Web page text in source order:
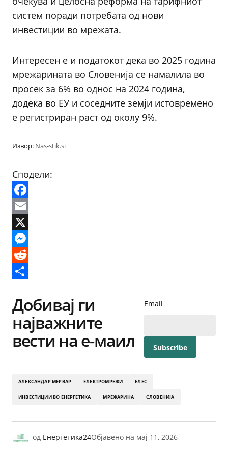
систем поради потребата од нови
инвестиции во мрежата.
Интересен е и податокот дека во 2025 година
мрежарината во Словенија се намалила во
просек за 6% во однос на 2024 година,
додека во ЕУ и соседните земји истовремено
е регистриран раст од околу 9%.
Извор: Nas-stik.si
Сподели:
Facebook
Email
X
Messenger
Reddit
Добивај ги
најважните
вести на е-маил
Email
АЛЕКСАНДАР МЕРВАР ЕЛЕКТРОМРЕЖИ ЕЛЕС
ИНВЕСТИЦИИ ВО ЕНЕРГЕТИКА МРЕЖАРИНА СЛОВЕНИЈА
од Енергетика24Објавено на мај 11, 2026